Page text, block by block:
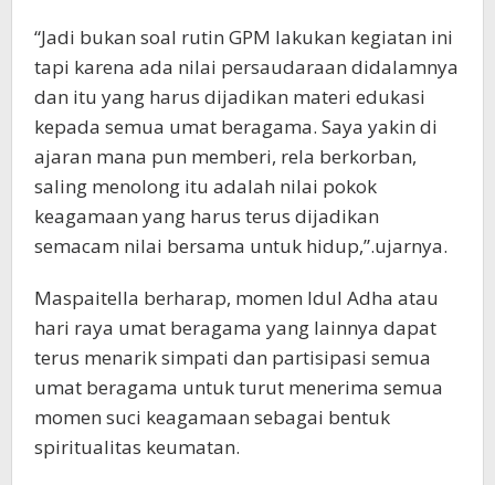
“Jadi bukan soal rutin GPM lakukan kegiatan ini
tapi karena ada nilai persaudaraan didalamnya
dan itu yang harus dijadikan materi edukasi
kepada semua umat beragama. Saya yakin di
ajaran mana pun memberi, rela berkorban,
saling menolong itu adalah nilai pokok
keagamaan yang harus terus dijadikan
semacam nilai bersama untuk hidup,”.ujarnya.
Maspaitella berharap, momen Idul Adha atau
hari raya umat beragama yang lainnya dapat
terus menarik simpati dan partisipasi semua
umat beragama untuk turut menerima semua
momen suci keagamaan sebagai bentuk
spiritualitas keumatan.